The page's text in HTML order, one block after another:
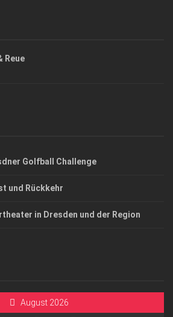
Reue
Golfball Challenge
und Rückkehr
in Dresden und der Region
August 2026